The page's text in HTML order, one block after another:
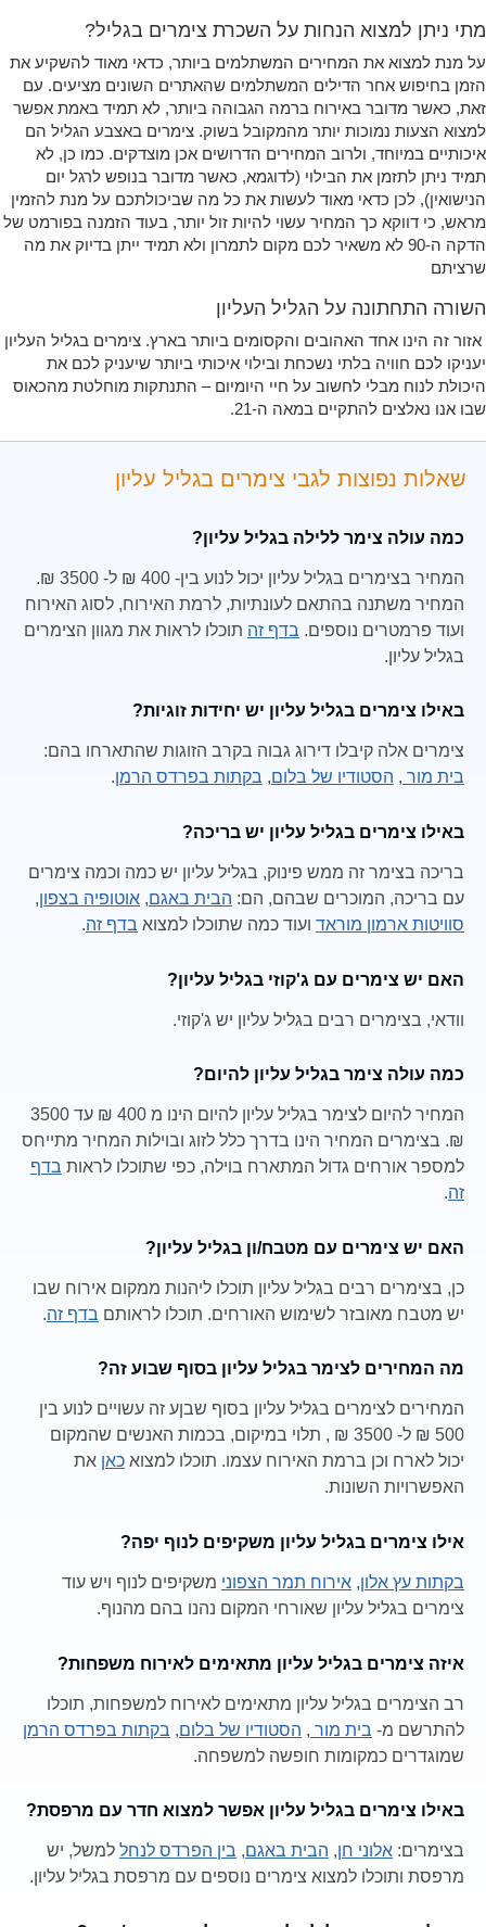
מתי ניתן למצוא הנחות על השכרת צימרים בגליל?
על מנת למצוא את המחירים המשתלמים ביותר, כדאי מאוד להשקיע את
הזמן בחיפוש אחר הדילים המשתלמים שהאתרים השונים מציעים. עם
זאת, כאשר מדובר באירוח ברמה הגבוהה ביותר, לא תמיד באמת אפשר
למצוא הצעות נמוכות יותר מהמקובל בשוק. צימרים באצבע הגליל הם
איכותיים במיוחד, ולרוב המחירים הדרושים אכן מוצדקים. כמו כן, לא
תמיד ניתן לתזמן את הבילוי (לדוגמא, כאשר מדובר בנופש לרגל יום
הנישואין), לכן כדאי מאוד לעשות את כל מה שביכולתכם על מנת להזמין
מראש, כי דווקא כך המחיר עשוי להיות זול יותר, בעוד הזמנה בפורמט של
הדקה ה-90 לא משאיר לכם מקום לתמרון ולא תמיד ייתן בדיוק את מה
שרציתם
השורה התחתונה על הגליל העליון
אזור זה הינו אחד האהובים והקסומים ביותר בארץ. צימרים בגליל העליון
יעניקו לכם חוויה בלתי נשכחת ובילוי איכותי ביותר שיעניק לכם את
היכולת לנוח מבלי לחשוב על חיי היומיום – התנתקות מוחלטת מהכאוס
שבו אנו נאלצים להתקיים במאה ה-21.
שאלות נפוצות לגבי צימרים בגליל עליון
כמה עולה צימר ללילה בגליל עליון?
המחיר בצימרים בגליל עליון יכול לנוע בין- 400 ₪ ל- 3500 ₪.
המחיר משתנה בהתאם לעונתיות, לרמת האירוח, לסוג האירוח
ועוד פרמטרים נוספים. בדף זה תוכלו לראות את מגוון הצימרים
בגליל עליון.
באילו צימרים בגליל עליון יש יחידות זוגיות?
צימרים אלה קיבלו דירוג גבוה בקרב הזוגות שהתארחו בהם:
בית מור , הסטודיו של בלום, בקתות בפרדס הרמן.
באילו צימרים בגליל עליון יש בריכה?
בריכה בצימר זה ממש פינוק, בגליל עליון יש כמה וכמה צימרים
עם בריכה, המוכרים שבהם, הם: הבית באגם, אוטופיה בצפון,
סוויטות ארמון מוראד ועוד כמה שתוכלו למצוא בדף זה.
האם יש צימרים עם ג'קוזי בגליל עליון?
וודאי, בצימרים רבים בגליל עליון יש ג'קוזי.
כמה עולה צימר בגליל עליון להיום?
המחיר להיום לצימר בגליל עליון להיום הינו מ 400 ₪ עד 3500
₪. בצימרים המחיר הינו בדרך כלל לזוג ובוילות המחיר מתייחס
למספר אורחים גדול המתארח בוילה, כפי שתוכלו לראות בדף
זה.
האם יש צימרים עם מטבח/ון בגליל עליון?
כן, בצימרים רבים בגליל עליון תוכלו ליהנות ממקום אירוח שבו
יש מטבח מאובזר לשימוש האורחים. תוכלו לראותם בדף זה.
מה המחירים לצימר בגליל עליון בסוף שבוע זה?
המחירים לצימרים בגליל עליון בסוף שבןע זה עשויים לנוע בין
500 ₪ ל- 3500 ₪ , תלוי במיקום, בכמות האנשים שהמקום
יכול לארח וכן ברמת האירוח עצמו. תוכלו למצוא כאן את
האפשרויות השונות.
אילו צימרים בגליל עליון משקיפים לנוף יפה?
בקתות עץ אלון, אירוח תמר הצפוני משקיפים לנוף ויש עוד
צימרים בגליל עליון שאורחי המקום נהנו בהם מהנוף.
איזה צימרים בגליל עליון מתאימים לאירוח משפחות?
רב הצימרים בגליל עליון מתאימים לאירוח למשפחות, תוכלו
להתרשם מ- בית מור , הסטודיו של בלום, בקתות בפרדס הרמן
שמוגדרים כמקומות חופשה למשפחה.
באילו צימרים בגליל עליון אפשר למצוא חדר עם מרפסת?
בצימרים: אלוני חן, הבית באגם, בין הפרדס לנחל למשל, יש
מרפסת ותוכלו למצוא צימרים נוספים עם מרפסת בגליל עליון.